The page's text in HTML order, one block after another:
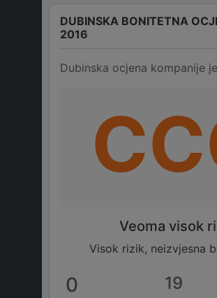
DUBINSKA BONITETNA
2016
Dubinska ocjena kompanije
Veoma visok
Visok rizik, neizvjesna
0 19